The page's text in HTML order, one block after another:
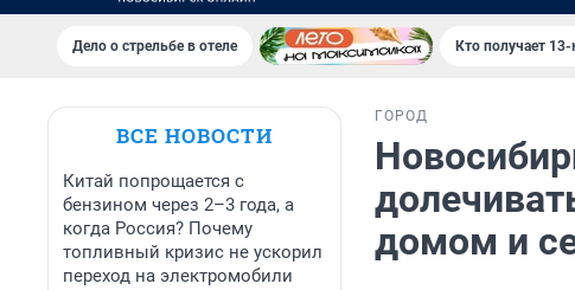
Дело о стрельбе в отеле Кто получает
ВСЕ НОВОСТИ
Китай попрощается с
бензином через 2–3 года, а
когда Россия? Почему
топливный кризис не ускорил
переход на электромобили
ГОРОД
домом и